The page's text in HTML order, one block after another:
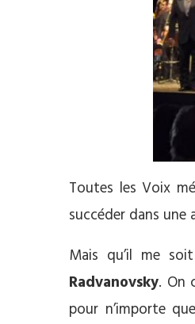
Toutes les Voix
succéder dans une
Mais qu’il me
Radvanovsky. On
pour n’importe